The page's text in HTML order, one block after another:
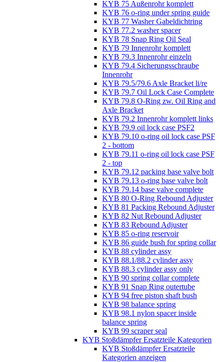
KYB 75 Außenrohr komplett
KYB 76 o-ring under spring guide
KYB 77 Washer Gabeldichtring
KYB 77.2 washer spacer
KYB 78 Snap Ring Oil Seal
KYB 79 Innenrohr komplett
KYB 79.3 Innenrohr einzeln
KYB 79.4 Sicherungsschraube
Innenrohr
KYB 79.5/79.6 Axle Bracket li/re
KYB 79.7 Oil Lock Case Complete
KYB 79.8 O-Ring zw. Oil Ring and
Axle Bracket
KYB 79.2 Innenrohr komplett links
KYB 79.9 oil lock case PSF2
KYB 79.10 o-ring oil lock case PSF
2 - bottom
KYB 79.11 o-ring oil lock case PSF
2 - top
KYB 79.12 packing base valve bolt
KYB 79.13 o-ring base valve bolt
KYB 79.14 base valve complete
KYB 80 O-Ring Rebound Adjuster
KYB 81 Packing Rebound Adjuster
KYB 82 Nut Rebound Adjuster
KYB 83 Rebound Adjuster
KYB 85 o-ring reservoir
KYB 86 guide bush for spring collar
KYB 88 cylinder assy
KYB 88.1/88.2 cylinder assy
KYB 88.3 cylinder assy only
KYB 90 spring collar complete
KYB 91 Snap Ring outertube
KYB 94 free piston shaft bush
KYB 98 balance spring
KYB 98.1 nylon spacer inside
balance spring
KYB 99 scraper seal
KYB Stoßdämpfer Ersatzteile Kategorien
KYB Stoßdämpfer Ersatzteile
Kategorien anzeigen